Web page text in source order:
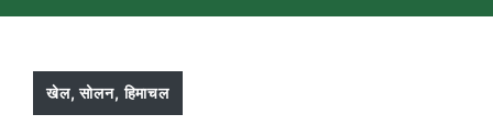
खेल,सोलन,हिमाचल